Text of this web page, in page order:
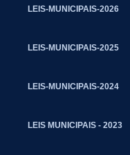
LEIS-MUNICIPAIS-2026
LEIS-MUNICIPAIS-2025
LEIS-MUNICIPAIS-2024
LEIS MUNICIPAIS - 2023